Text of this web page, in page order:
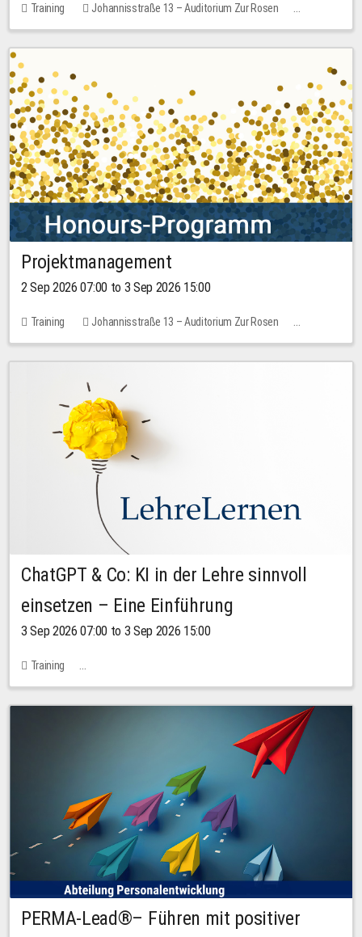
Training
Johannisstraße 13 – Auditorium Zur Rosen
No free places
30.00 EUR
Projektmanagement
2 Sep 2026 07:00 to 3 Sep 2026 15:00
Training
Johannisstraße 13 – Auditorium Zur Rosen
1 place
ChatGPT & Co: KI in der Lehre sinnvoll
einsetzen – Eine Einführung
3 Sep 2026 07:00 to 3 Sep 2026 15:00
Training
Bachstraße 18k - SR 102 (Seminarraum Servicestelle LehreLernen)
PERMA-Lead®– Führen mit positiver